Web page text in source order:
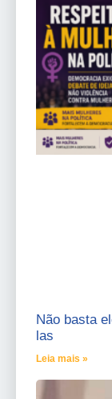
Não basta
las
Leia mais »